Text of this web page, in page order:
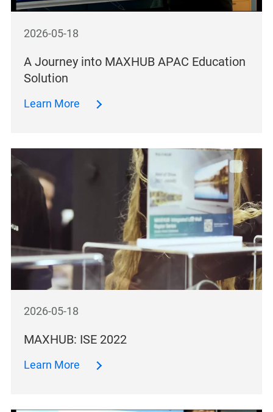
2026-05-18
A Journey into MAXHUB APAC Education
Solution
Learn More
2026-05-18
MAXHUB: ISE 2022
Learn More